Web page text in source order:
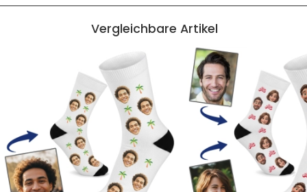
Vergleichbare Artikel